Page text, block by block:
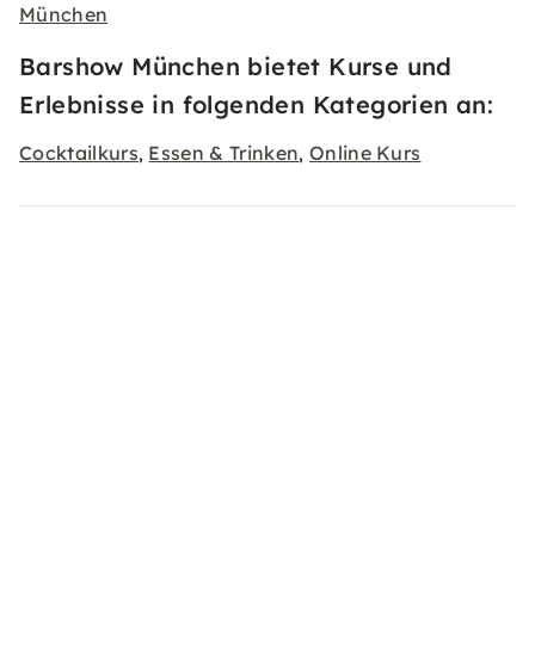
München
Barshow München bietet Kurse und
Erlebnisse in folgenden Kategorien an:
Cocktailkurs, Essen & Trinken, Online Kurs